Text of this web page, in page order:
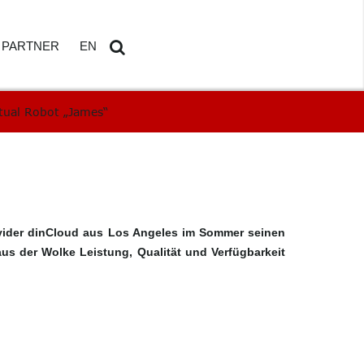
PARTNER EN
Robot „James“
dinCloud aus Los Angeles im Sommer seinen
der Wolke Leistung, Qualität und Verfügbarkeit